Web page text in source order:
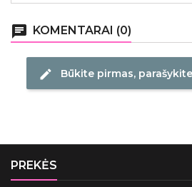
chat KOMENTARAI (0)
edit Būkite pirmas,
PREKĖS